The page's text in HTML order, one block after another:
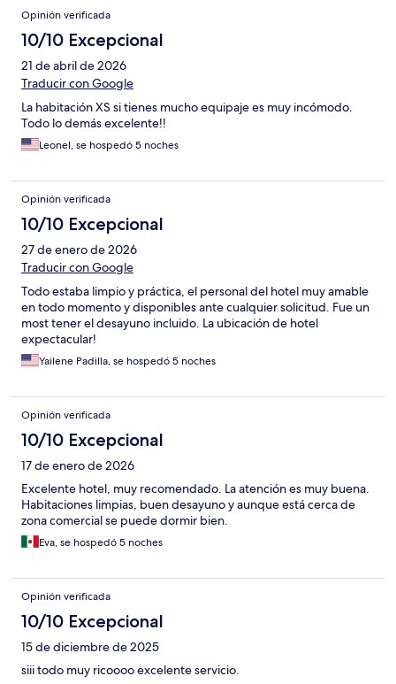
Opinión verificada
10/10 Excepcional
21 de abril de 2026
Traducir con Google
La habitación XS si tienes mucho equipaje es muy incómodo.
Todo lo demás excelente!!
Leonel, se hospedó 5 noches
Opinión verificada
10/10 Excepcional
27 de enero de 2026
Traducir con Google
Todo estaba limpio y práctica, el personal del hotel muy amable
en todo momento y disponibles ante cualquier solicitud. Fue un
most tener el desayuno incluido. La ubicación de hotel
expectacular!
Yailene Padilla, se hospedó 5 noches
Opinión verificada
10/10 Excepcional
17 de enero de 2026
Excelente hotel, muy recomendado. La atención es muy buena.
Habitaciones limpias, buen desayuno y aunque está cerca de
zona comercial se puede dormir bien.
Eva, se hospedó 5 noches
Opinión verificada
10/10 Excepcional
15 de diciembre de 2025
siii todo muy ricoooo excelente servicio.